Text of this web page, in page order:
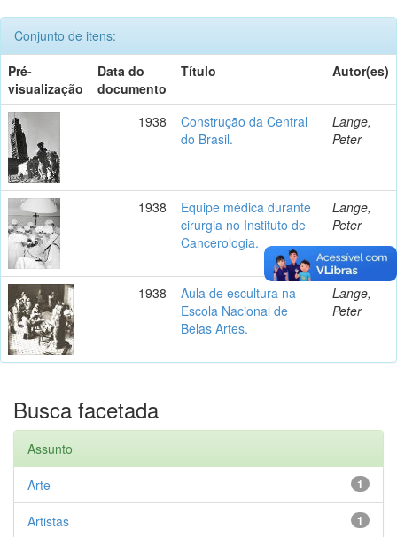
Conjunto de itens:
Pré-
visualização
Data do
documento
Título Autor(es)
1938
Construção da Central
do Brasil.
Lange,
Peter
1938
Equipe médica durante
cirurgia no Instituto de
Cancerologia.
Lange,
Peter
1938
Aula de escultura na
Escola Nacional de
Belas Artes.
Lange,
Peter
Busca facetada
Assunto
1
Arte
1
Artistas